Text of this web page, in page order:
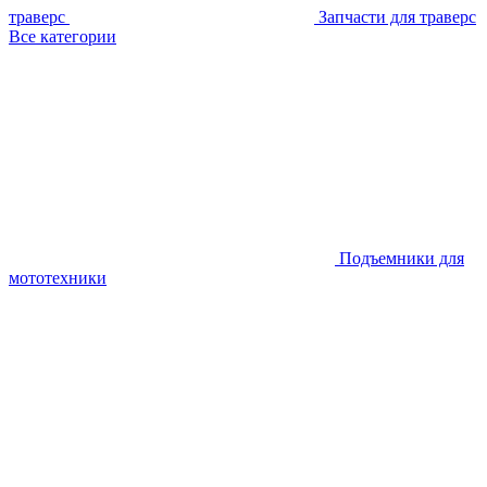
траверс
Запчасти для траверс
Все категории
Подъемники для
мототехники